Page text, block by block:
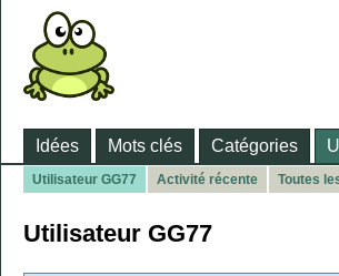
Idées Mots clés Catégories
Utilisateur GG77 Activité récente Toutes
Utilisateur GG77